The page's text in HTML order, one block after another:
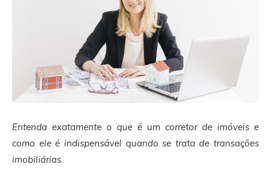
Entenda exatamente o que é um corretor de imóveis e
como ele é indispensável quando se trata de transações
imobiliárias.